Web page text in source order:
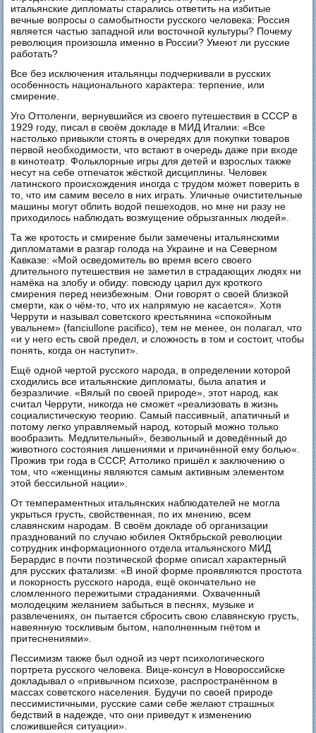
итальянские дипломаты старались ответить на избитые
вечные вопросы о самобытности русского человека: Россия
является частью западной или восточной культуры? Почему
революция произошла именно в России? Умеют ли русские
работать?
Все без исключения итальянцы подчеркивали в русских
особенность национального характера: терпение, или
смирение.
Уго Оттоленги, вернувшийся из своего путешествия в СССР в
1929 году, писал в своём докладе в МИД Италии: «Все
настолько привыкли стоять в очередях для покупки товаров
первой необходимости, что встают в очередь даже при входе
в кинотеатр. Фольклорные игры для детей и взрослых также
несут на себе отпечаток жёсткой дисциплины. Человек
латинского происхождения иногда с трудом может поверить в
то, что им самим весело в них играть. Уличные очистительные
машины могут облить водой пешеходов, но мне ни разу не
приходилось наблюдать возмущение обрызганных людей».
Та же кротость и смирение были замечены итальянскими
дипломатами в разгар голода на Украине и на Северном
Кавказе: «Мой осведомитель во время всего своего
длительного путешествия не заметил в страдающих людях ни
намёка на злобу и обиду: повсюду царил дух кроткого
смирения перед неизбежным. Они говорят о своей близкой
смерти, как о чём-то, что их напрямую не касается». Хотя
Черрути и называл советского крестьянина «спокойным
увальнем» (fanciullone pacifico), тем не менее, он полагал, что
«и у него есть свой предел, и сложность в том и состоит, чтобы
понять, когда он наступит».
Ещё одной чертой русского народа, в определении которой
сходились все итальянские дипломаты, была апатия и
безразличие. «Вялый по своей природе», этот народ, как
считал Черрути, никогда не сможет «реализовать в жизнь
социалистическую теорию. Самый пассивный, апатичный и
потому легко управляемый народ, который можно только
вообразить. Медлительный», безвольный и доведённый до
животного состояния лишениями и причинённой ему болью«.
Прожив три года в СССР, Аттолико пришёл к заключению о
том, что «женщины являются самым активным элементом
этой бессильной нации».
От темпераментных итальянских наблюдателей не могла
укрыться грусть, свойственная, по их мнению, всем
славянским народам. В своём докладе об организации
празднований по случаю юбилея Октябрьской революции
сотрудник информационного отдела итальянского МИД
Берардис в почти поэтической форме описал характерный
для русских фатализм: «В иной форме проявляются простота
и покорность русского народа, ещё окончательно не
сломленного пережитыми страданиями. Охваченный
молодецким желанием забыться в песнях, музыке и
развлечениях, он пытается сбросить свою славянскую грусть,
навеянную тоскливым бытом, наполненным гнётом и
притеснениями».
Пессимизм также был одной из черт психологического
портрета русского человека. Вице-консул в Новороссийске
докладывал о «привычном психозе, распространённом в
массах советского населения. Будучи по своей природе
пессимистичными, русские сами себе желают страшных
бедствий в надежде, что они приведут к изменению
сложившейся ситуации».